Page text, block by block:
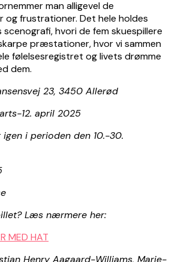
man alligevel de
og frustrationer. Det hele holdes
scenografi, hvori de fem skuespillere
præstationer, hvor vi sammen
følelsesregistret og livets drømme
dem.
23, 3450 Allerød
12. april 2025
i perioden den 10.-30.
Læs nærmere her:
MED HAT
Henry Aagaard-Williams, Marie-